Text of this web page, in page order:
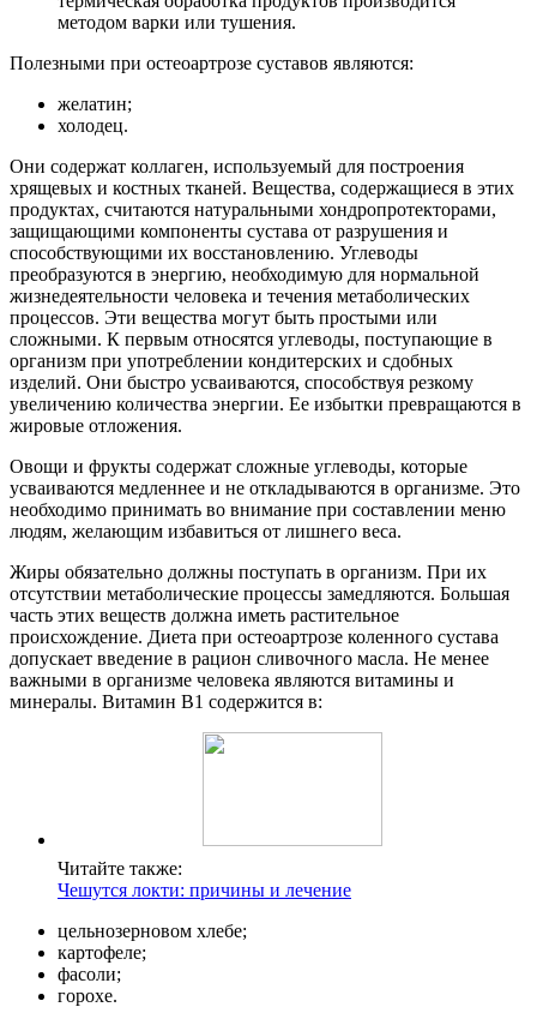
методом варки или тушения.
Полезными при остеоартрозе суставов являются:
желатин;
холодец.
Они содержат коллаген, используемый для построения
хрящевых и костных тканей. Вещества, содержащиеся в этих
продуктах, считаются натуральными хондропротекторами,
защищающими компоненты сустава от разрушения и
способствующими их восстановлению. Углеводы
преобразуются в энергию, необходимую для нормальной
жизнедеятельности человека и течения метаболических
процессов. Эти вещества могут быть простыми или
сложными. К первым относятся углеводы, поступающие в
организм при употреблении кондитерских и сдобных
изделий. Они быстро усваиваются, способствуя резкому
увеличению количества энергии. Ее избытки превращаются в
жировые отложения.
Овощи и фрукты содержат сложные углеводы, которые
усваиваются медленнее и не откладываются в организме. Это
необходимо принимать во внимание при составлении меню
людям, желающим избавиться от лишнего веса.
Жиры обязательно должны поступать в организм. При их
отсутствии метаболические процессы замедляются. Большая
часть этих веществ должна иметь растительное
происхождение. Диета при остеоартрозе коленного сустава
допускает введение в рацион сливочного масла. Не менее
важными в организме человека являются витамины и
минералы. Витамин В1 содержится в:
Читайте также:
Чешутся локти: причины и лечение
цельнозерновом хлебе;
картофеле;
фасоли;
горохе.